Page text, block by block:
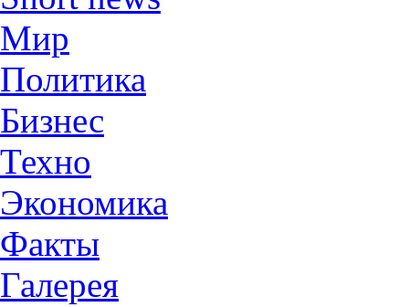
Мир
Политика
Бизнес
Техно
Экономика
Факты
Галерея